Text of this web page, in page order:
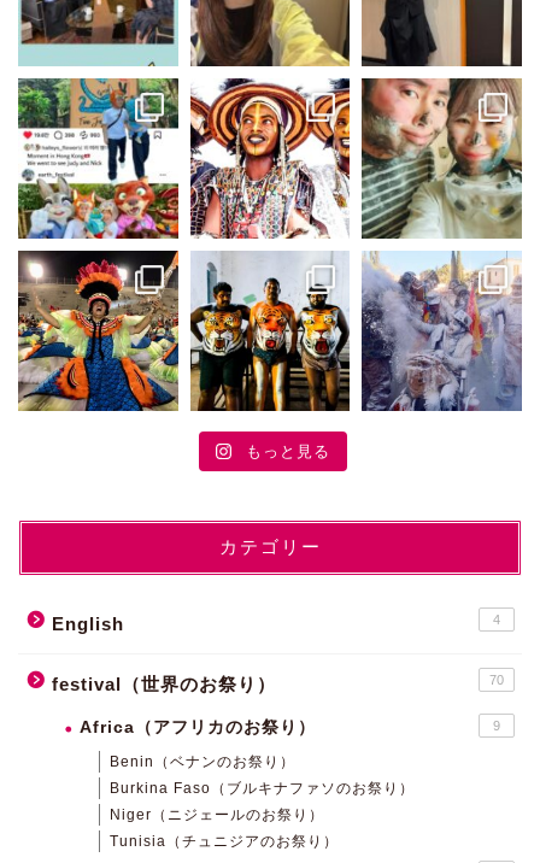
もっと見る
カテゴリー
English 4
festival（世界のお祭り） 70
Africa（アフリカのお祭り） 9
Benin（ベナンのお祭り）
Burkina Faso（ブルキナファソのお祭り）
Niger（ニジェールのお祭り）
Tunisia（チュニジアのお祭り）